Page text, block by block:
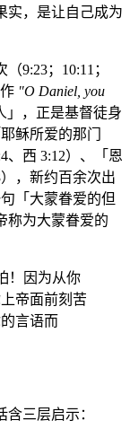
实，是让自己成为
9:23；10:11；
"O Daniel, you
」，正是基督徒身
稣所爱的那门
、西 3:12）、「恩
，新约百余次出
「大蒙眷爱的但
称为大蒙眷爱的
！因为从你
帝面前刻苦
言语而
三层启示：